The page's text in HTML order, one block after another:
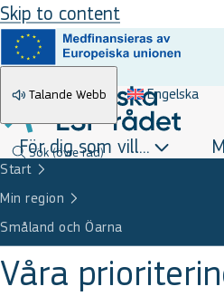
Skip to content
Talande Webb Engelska
Sök(övre rad)
För dig som vill...
Start
Min region
Småland och Öarna
Våra